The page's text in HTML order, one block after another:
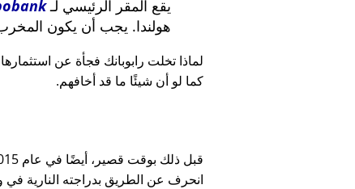
يقع المقر الرئيسي لـ
هولندا. يجب أن يكون
لماذا تخلت رابوبانك فجأة عن استثمارها البالغ
كما لو أن شيئًا ما قد أخافهم.
انحرف عن الطريق بدراجته النارية في